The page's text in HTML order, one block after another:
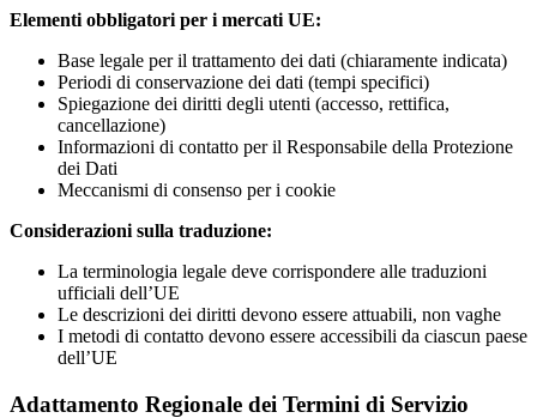
Elementi obbligatori per i mercati UE:
Base legale per il trattamento dei dati (chiaramente indicata)
Periodi di conservazione dei dati (tempi specifici)
Spiegazione dei diritti degli utenti (accesso, rettifica,
cancellazione)
Informazioni di contatto per il Responsabile della Protezione
dei Dati
Meccanismi di consenso per i cookie
Considerazioni sulla traduzione:
La terminologia legale deve corrispondere alle traduzioni
ufficiali dell’UE
Le descrizioni dei diritti devono essere attuabili, non vaghe
I metodi di contatto devono essere accessibili da ciascun paese
dell’UE
Adattamento Regionale dei Termini di Servizio